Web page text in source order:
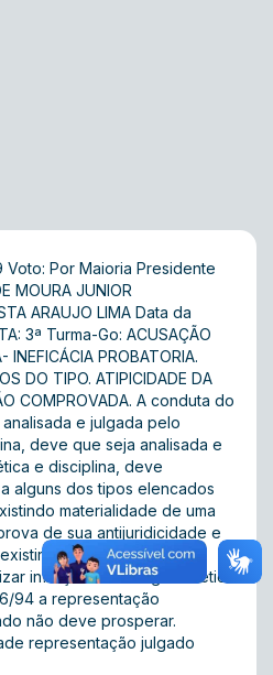
Voto: Por Maioria Presidente
MOURA JUNIOR
ARAUJO LIMA Data da
3ª Turma-Go: ACUSAÇÃO
INEFICÁCIA PROBATORIA.
DO TIPO. ATIPICIDADE DA
COMPROVADA. A conduta do
e julgada pelo
deve que seja analisada e
e disciplina, deve
alguns dos tipos elencados
materialidade de uma
de sua antijuridicidade e
nos autos provas
infração ao Código de ética
94 a representação
não deve prosperar.
representação julgado